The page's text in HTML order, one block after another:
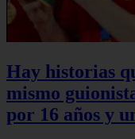
Hay historias
mismo
por 16 años y